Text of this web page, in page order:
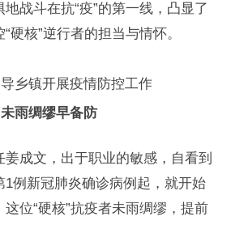
战斗在抗“疫”的第一线，凸显了
硬核”逆行者的担当与情怀。
乡镇开展疫情防控工作
未雨绸缪早备防
成文，出于职业的敏感，自看到
1例新冠肺炎确诊病例起，就开始
位“硬核”抗疫者未雨绸缪，提前